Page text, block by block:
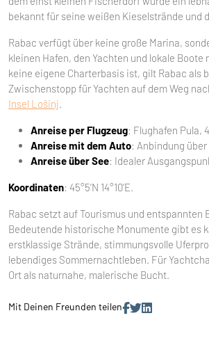
bekannt für seine weißen Kieselstrände und
Rabac verfügt über keine große Marina,
kleinen Hafen, den Yachten und lokale Boote
keine eigene Charterbasis ist, gilt Rabac als
Zwischenstopp für Yachten auf dem Weg
Insel Lošinj.
Anreise per Flugzeug: Flughafen Pula,
Anreise mit dem Auto: Anbindung
Anreise über See: Idealer
Koordinaten: 45°5’N 14°10’E.
Rabac setzt auf Tourismus und entspannten
Bedeutende historische Monumente gibt es
erstklassige Strände, stimmungsvolle
lebendiges Sommernachtleben. Für
Ort als naturnahe, malerische Bucht.
Mit Deinen Freunden teilen